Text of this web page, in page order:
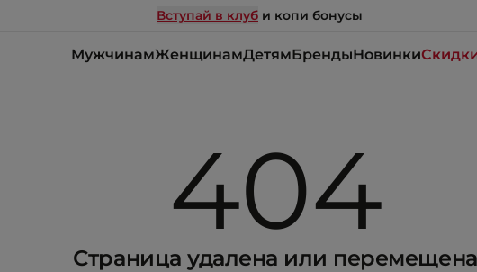
Вступай в клуб и копи бонусы
МужчинамЖенщинамДетямБрендыНовинки
404
Страница удалена или перемещена